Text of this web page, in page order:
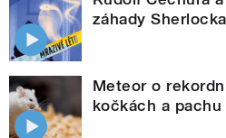
záhady
Meteor o
kočkách a pachu